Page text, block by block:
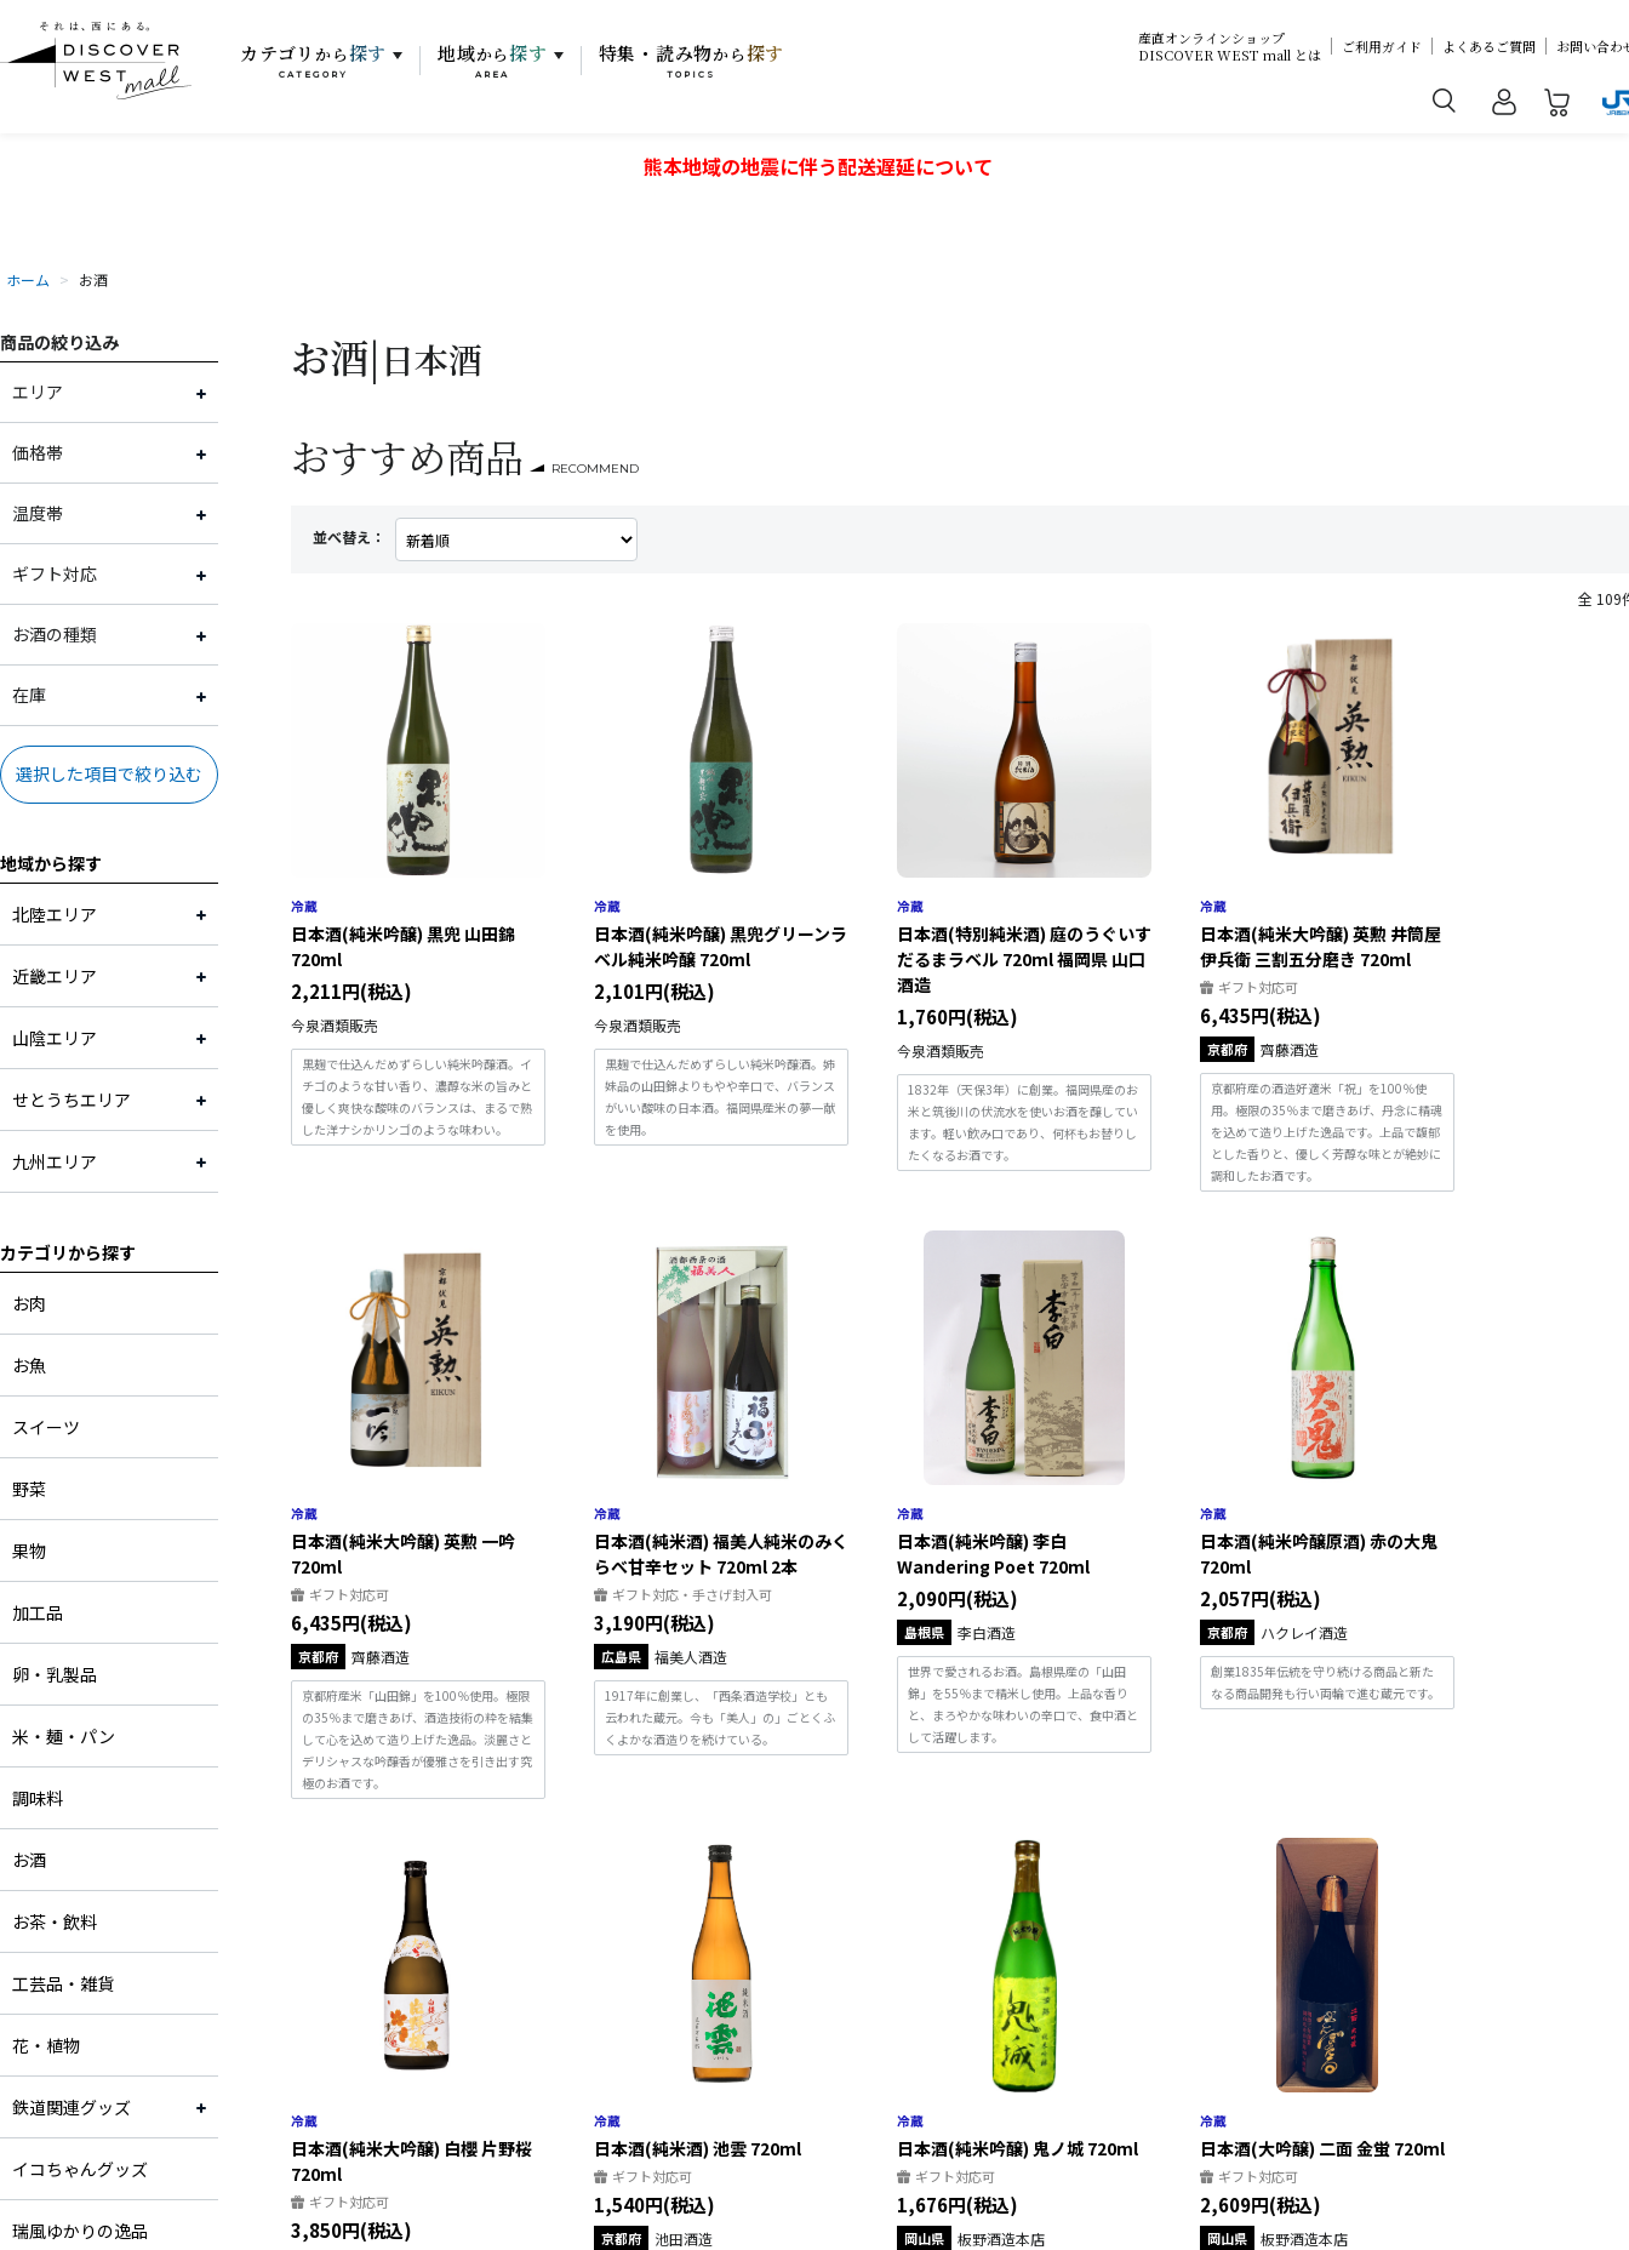
カテゴリ から 探す
CATEGORY
地域から 探す
AREA
特集・読み物から 探す
TOPICS
産直オンラインショップ
DISCOVER WEST mall とは
ご利用ガイド よくあるご質問 お問い合わ
熊本地域の地震に伴う配送遅延について
ホーム > お酒
商品の絞り込み
エリア
石川県
福井県
滋賀県
大阪府
兵庫県
奈良県
鳥取県
京都府
価格帯
～2,000円
2,001円～3,000円
3,001円～4,000円
4,001円～5,000円
5,001円～10,000円
温度帯
常温
冷蔵
ギフト対応
ギフト対応可
ギフト対応不可
お酒の種類
日本酒
ビール
ワイン
在庫
在庫あり
選択した項目で絞り込む
地域から探す
北陸エリア
近畿エリア
山陰エリア
せとうちエリア
九州エリア
カテゴリから探す
お肉
お魚
スイーツ
野菜
果物
加工品
卵・乳製品
米・麺・パン
調味料
お酒
お茶・飲料
工芸品・雑貨
花・植物
鉄道関連グッズ
イコちゃんグッズ
瑞風ゆかりの逸品
お酒| 日本酒
おすすめ商品 RECOMMEND
並べ替え：
全 109
日本酒(純米吟醸) 黒兜 山田錦
720ml
2,211円(税込)
今泉酒類販売
黒麹で仕込んだめずらしい純米吟醸酒。イ
チゴのような甘い香り、濃醇な米の旨みと
優しく爽快な酸味のバランスは、まるで熟
した洋ナシかリンゴのような味わい。
日本酒(純米吟醸) 黒兜グリーンラ
ベル純米吟醸 720ml
2,101円(税込)
今泉酒類販売
黒麹で仕込んだめずらしい純米吟醸酒。姉
妹品の山田錦よりもやや辛口で、バランス
がいい酸味の日本酒。福岡県産米の夢一献
を使用。
日本酒(特別純米酒) 庭のうぐいす
だるまラベル 720ml 福岡県 山口
酒造
1,760円(税込)
今泉酒類販売
1832年（天保3年）に創業。福岡県産のお
米と筑後川の伏流水を使いお酒を醸してい
ます。軽い飲み口であり、何杯もお替りし
たくなるお酒です。
日本酒(純米大吟醸) 英勲 井筒屋
伊兵衛 三割五分磨き 720ml
ギフト対応可
6,435円(税込)
京都府 齊藤酒造
京都府産の酒造好適米「祝」を100％使
用。極限の35％まで磨きあげ、丹念に精魂
を込めて造り上げた逸品です。上品で馥郁
とした香りと、優しく芳醇な味とが絶妙に
調和したお酒です。
日本酒(純米大吟醸) 英勲 一吟
720ml
ギフト対応可
6,435円(税込)
京都府 齊藤酒造
京都府産米「山田錦」を100％使用。極限
の35％まで磨きあげ、酒造技術の粋を結集
して心を込めて造り上げた逸品。淡麗さと
デリシャスな吟醸香が優雅さを引き出す究
極のお酒です。
日本酒(純米酒) 福美人純米のみく
らべ甘辛セット 720ml 2本
ギフト対応・手さげ封入可
3,190円(税込)
広島県 福美人酒造
1917年に創業し、「西条酒造学校」とも
云われた蔵元。今も「美人」の」ごとくふ
くよかな酒造りを続けている。
日本酒(純米吟醸) 李白
Wandering Poet 720ml
2,090円(税込)
島根県 李白酒造
世界で愛されるお酒。島根県産の「山田
錦」を55％まで精米し使用。上品な香り
と、まろやかな味わいの辛口で、食中酒と
して活躍します。
日本酒(純米吟醸原酒) 赤の大鬼
720ml
2,057円(税込)
京都府 ハクレイ酒造
創業1835年伝統を守り続ける商品と新た
なる商品開発も行い両輪で進む蔵元です。
日本酒(純米大吟醸) 白櫻 片野桜
720ml
ギフト対応可
3,850円(税込)
日本酒(純米酒) 池雲 720ml
ギフト対応可
1,540円(税込)
京都府 池田酒造
日本酒(純米吟醸) 鬼ノ城 720ml
ギフト対応可
1,676円(税込)
岡山県 板野酒造本店
日本酒(大吟醸) 二面 金蛍 720ml
ギフト対応可
2,609円(税込)
岡山県 板野酒造本店